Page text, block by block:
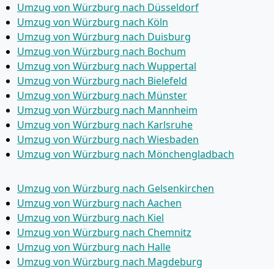
Umzug von Würzburg nach Düsseldorf
Umzug von Würzburg nach Köln
Umzug von Würzburg nach Duisburg
Umzug von Würzburg nach Bochum
Umzug von Würzburg nach Wuppertal
Umzug von Würzburg nach Bielefeld
Umzug von Würzburg nach Münster
Umzug von Würzburg nach Mannheim
Umzug von Würzburg nach Karlsruhe
Umzug von Würzburg nach Wiesbaden
Umzug von Würzburg nach Mönchen­gladbach
Umzug von Würzburg nach Gelsenkirchen
Umzug von Würzburg nach Aachen
Umzug von Würzburg nach Kiel
Umzug von Würzburg nach Chemnitz
Umzug von Würzburg nach Halle
Umzug von Würzburg nach Magdeburg